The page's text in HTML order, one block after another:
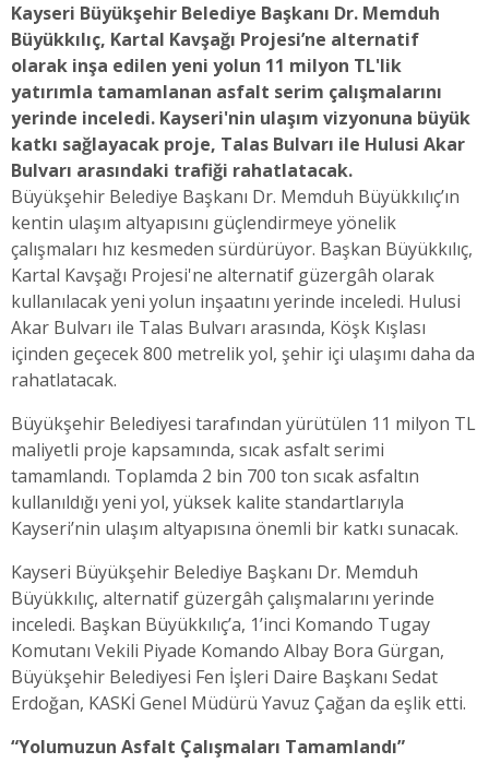
Kayseri Büyükşehir Belediye Başkanı Dr. Memduh
Büyükkılıç, Kartal Kavşağı Projesi’ne alternatif
olarak inşa edilen yeni yolun 11 milyon TL'lik
yatırımla tamamlanan asfalt serim çalışmalarını
yerinde inceledi. Kayseri'nin ulaşım vizyonuna büyük
katkı sağlayacak proje, Talas Bulvarı ile Hulusi Akar
Bulvarı arasındaki trafiği rahatlatacak.
Büyükşehir Belediye Başkanı Dr. Memduh Büyükkılıç’ın
kentin ulaşım altyapısını güçlendirmeye yönelik
çalışmaları hız kesmeden sürdürüyor. Başkan Büyükkılıç,
Kartal Kavşağı Projesi'ne alternatif güzergâh olarak
kullanılacak yeni yolun inşaatını yerinde inceledi. Hulusi
Akar Bulvarı ile Talas Bulvarı arasında, Köşk Kışlası
içinden geçecek 800 metrelik yol, şehir içi ulaşımı daha da
rahatlatacak.
Büyükşehir Belediyesi tarafından yürütülen 11 milyon TL
maliyetli proje kapsamında, sıcak asfalt serimi
tamamlandı. Toplamda 2 bin 700 ton sıcak asfaltın
kullanıldığı yeni yol, yüksek kalite standartlarıyla
Kayseri’nin ulaşım altyapısına önemli bir katkı sunacak.
Kayseri Büyükşehir Belediye Başkanı Dr. Memduh
Büyükkılıç, alternatif güzergâh çalışmalarını yerinde
inceledi. Başkan Büyükkılıç’a, 1’inci Komando Tugay
Komutanı Vekili Piyade Komando Albay Bora Gürgan,
Büyükşehir Belediyesi Fen İşleri Daire Başkanı Sedat
Erdoğan, KASKİ Genel Müdürü Yavuz Çağan da eşlik etti.
“Yolumuzun Asfalt Çalışmaları Tamamlandı”